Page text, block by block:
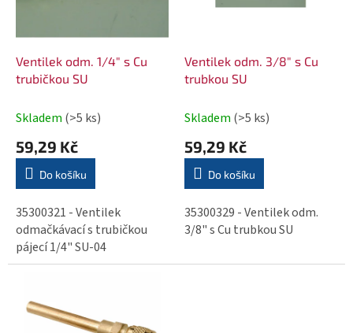
k
p
o
u
k
ů
Ventilek odm. 1/4" s Cu
trubičkou SU
Skladem (>5 ks)
59,29 Kč
Do košíku
35300321 - Ventilek
odmačkávací s trubičkou
pájecí 1/4" SU-04
Ventilek odm. 3/8" s Cu
trubkou SU
Skladem (>5 ks)
59,29 Kč
Do košíku
35300329 - Ventilek odm.
3/8" s Cu trubkou SU